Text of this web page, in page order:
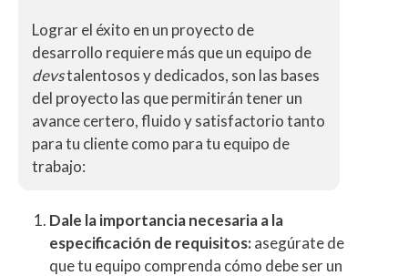
Lograr el éxito en un proyecto de
desarrollo requiere más que un equipo de
devstalentosos y dedicados, son las bases
del proyecto las que permitirán tener un
avance certero, fluido y satisfactorio tanto
para tu cliente como para tu equipo de
trabajo:
Dale la importancia necesaria a la
especificación de requisitos:asegúrate de
que tu equipo comprenda cómo debe ser un